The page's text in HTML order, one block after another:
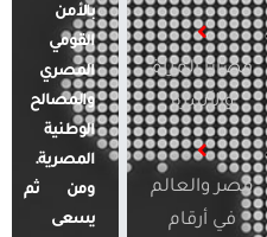
قضايا المرأة
والأسرة
مصر والعالم
في أرقام
بالأمن
القومي
المصري
والمصالح
الوطنية
المصرية.
ومن ثم
يسعى